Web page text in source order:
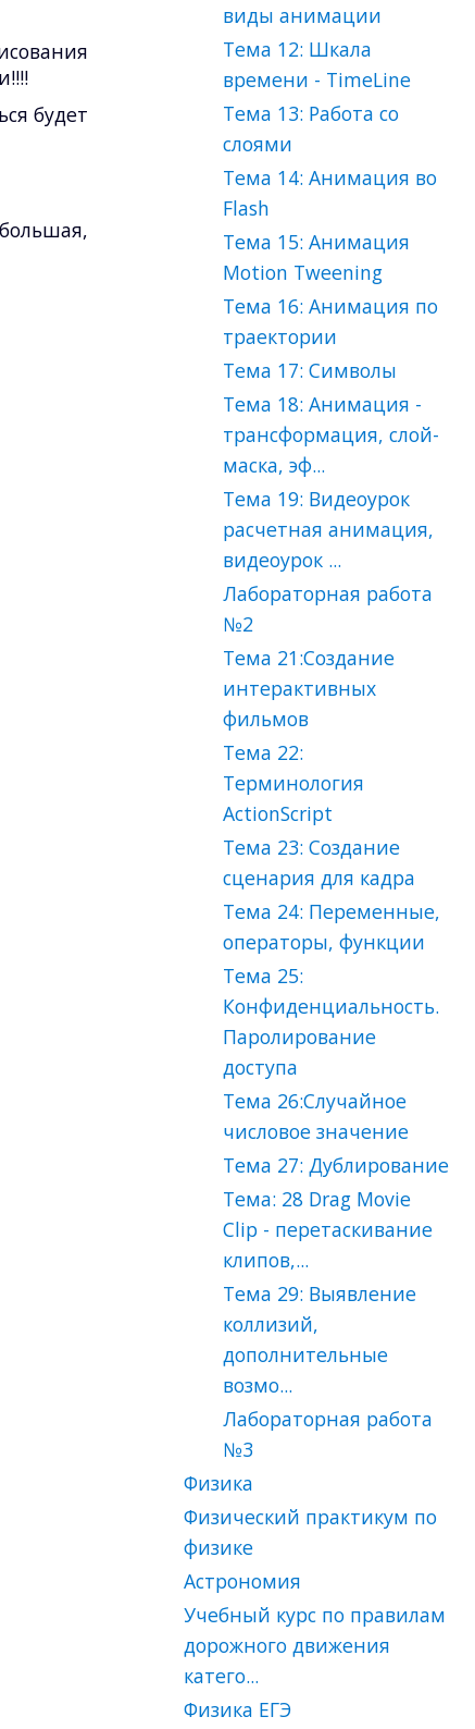
будет
виды анимации
Тема 12: Шкала
времени - TimeLine
Тема 13: Работа со
слоями
Тема 14: Анимация во
Flash
Тема 15: Анимация
Motion Tweening
Тема 16: Анимация по
траектории
Тема 17: Символы
Тема 18: Анимация -
трансформация, слой-
маска, эф...
Тема 19: Видеоурок
расчетная анимация,
видеоурок ...
Лабораторная работа
№2
Тема 21:Создание
интерактивных
фильмов
Тема 22:
Терминология
ActionScript
Тема 23: Создание
сценария для кадра
Тема 24: Переменные,
операторы, функции
Тема 25:
Конфиденциальность.
Паролирование
доступа
Тема 26:Случайное
числовое значение
Тема 27: Дублирование
Тема: 28 Drag Movie
Clip - перетаскивание
клипов,...
Тема 29: Выявление
коллизий,
дополнительные
возмо...
Лабораторная работа
№3
Физика
Физический практикум по
физике
Астрономия
Учебный курс по правилам
дорожного движения
катего...
Физика ЕГЭ